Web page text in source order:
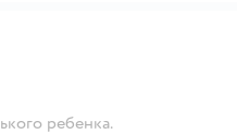
ребенка.